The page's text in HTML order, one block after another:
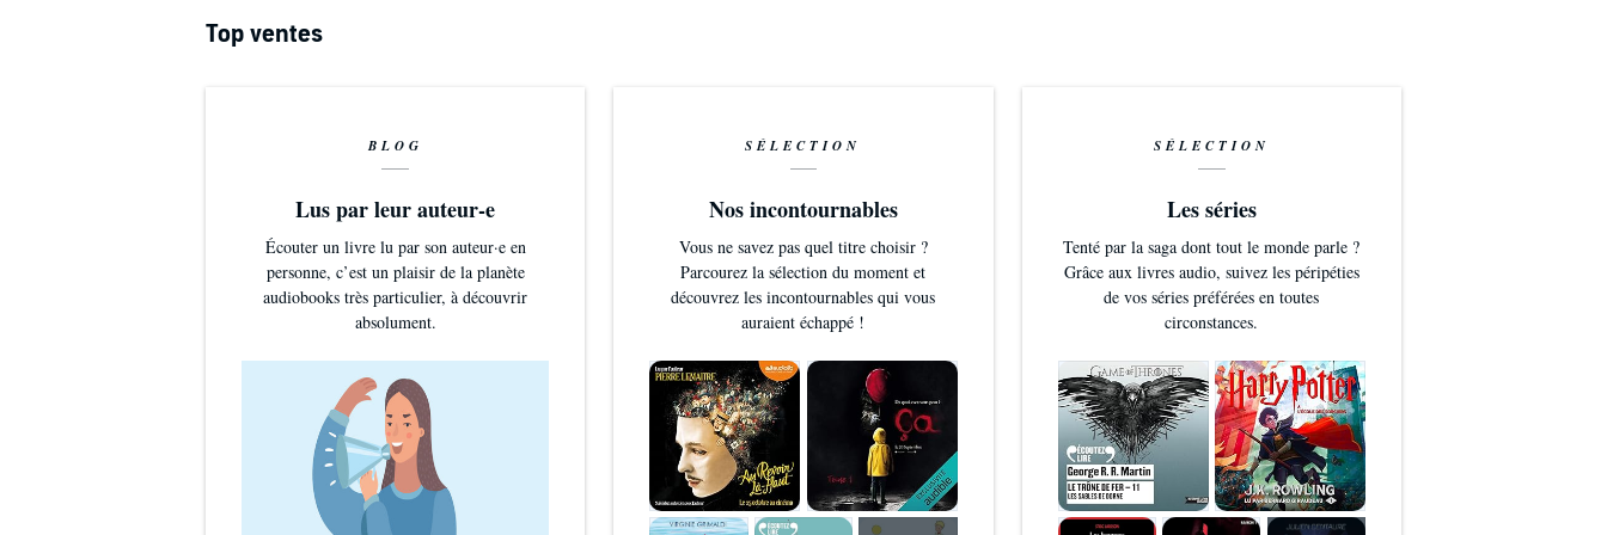
Top ventes
BLOG
Lus par leur auteur-e
Écouter un livre lu par son auteur·e en
personne, c’est un plaisir de la planète
audiobooks très particulier, à découvrir
absolument.
SÉLECTION
Nos incontournables
Vous ne savez pas quel titre choisir ?
Parcourez la sélection du moment et
découvrez les incontournables qui vous
auraient échappé !
SÉLECTION
Les séries
Tenté par la saga dont tout le monde parle ?
Grâce aux livres audio, suivez les péripéties
de vos séries préférées en toutes
circonstances.